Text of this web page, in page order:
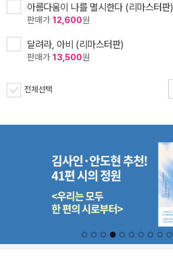
아름다움이 나를 멸시한다 (리마스터판)
판매가 12,600원
달려라, 아비 (리마스터판)
판매가 13,500원
전체선택